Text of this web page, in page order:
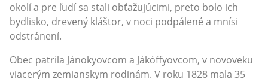
okolí a pre ľudí sa stali obťažujúcimi, preto bolo ich
bydlisko, drevený kláštor, v noci podpálené a mnísi
odstránení.
Obec patrila Jánokyovcom a Jákóffyovcom, v novoveku
viacerým zemianskym rodinám. V roku 1828 mala 35